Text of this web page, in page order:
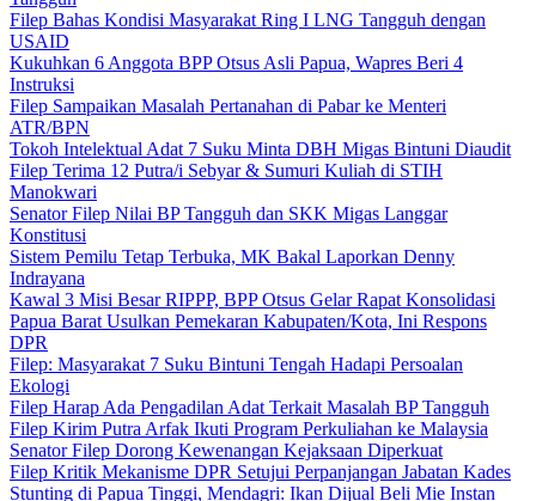
Filep Bahas Kondisi Masyarakat Ring I LNG Tangguh dengan
USAID
Kukuhkan 6 Anggota BPP Otsus Asli Papua, Wapres Beri 4
Instruksi
Filep Sampaikan Masalah Pertanahan di Pabar ke Menteri
ATR/BPN
Tokoh Intelektual Adat 7 Suku Minta DBH Migas Bintuni Diaudit
Filep Terima 12 Putra/i Sebyar & Sumuri Kuliah di STIH
Manokwari
Senator Filep Nilai BP Tangguh dan SKK Migas Langgar
Konstitusi
Sistem Pemilu Tetap Terbuka, MK Bakal Laporkan Denny
Indrayana
Kawal 3 Misi Besar RIPPP, BPP Otsus Gelar Rapat Konsolidasi
Papua Barat Usulkan Pemekaran Kabupaten/Kota, Ini Respons
DPR
Filep: Masyarakat 7 Suku Bintuni Tengah Hadapi Persoalan
Ekologi
Filep Harap Ada Pengadilan Adat Terkait Masalah BP Tangguh
Filep Kirim Putra Arfak Ikuti Program Perkuliahan ke Malaysia
Senator Filep Dorong Kewenangan Kejaksaan Diperkuat
Filep Kritik Mekanisme DPR Setujui Perpanjangan Jabatan Kades
Stunting di Papua Tinggi, Mendagri: Ikan Dijual Beli Mie Instan